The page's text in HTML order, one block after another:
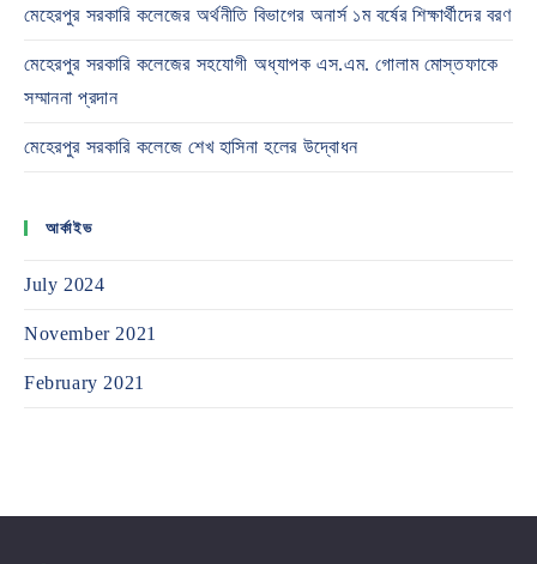
মেহেরপুর সরকারি কলেজের অর্থনীতি বিভাগের অনার্স ১ম বর্ষের শিক্ষার্থীদের বরণ
মেহেরপুর সরকারি কলেজের সহযোগী অধ্যাপক এস.এম. গোলাম মোস্তফাকে
সম্মাননা প্রদান
মেহেরপুর সরকারি কলেজে শেখ হাসিনা হলের উদ্বোধন
আর্কাইভ
July 2024
November 2021
February 2021